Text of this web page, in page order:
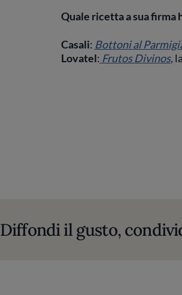
Quale ricetta a sua firma
Casali: Bottoni al
Lovatel: Frutos Divinos,
Diffondi il gusto,